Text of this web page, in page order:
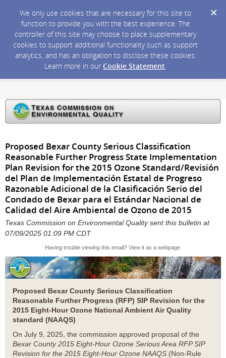
We only use cookies that are necessary for this site to
function to provide you with the best experience. The
controller of this site may choose to place supplementary
cookies to support additional functionality such as support
analytics, and has an obligation to disclose these cookies.
Learn more in our Cookie Statement.
Proposed Bexar County Serious Classification
Reasonable Further Progress State Implementation
Plan Revision for the 2015 Ozone Standard/Revisión
del Plan de Implementación Estatal de Progreso
Razonable Adicional de la Clasificación Serio del
Condado de Bexar para el Estándar Nacional de
Calidad del Aire Ambiental de Ozono de 2015
Texas Commission on Environmental Quality sent this bulletin at
07/09/2025 01:09 PM CDT
Having trouble viewing this email? View it as a webpage.
Proposed Bexar County Serious Classification
Reasonable Further Progress (RFP) SIP Revision for the
2015 Eight-Hour Ozone National Ambient Air Quality
standard (NAAQS)
On July 9, 2025, the commission approved proposal of the
Bexar County 2015 Eight-Hour Ozone Serious Area RFP SIP
Revision for the 2015 Eight-Hour Ozone NAAQS (Non-Rule